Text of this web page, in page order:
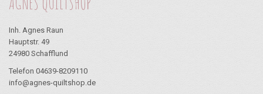
Inh. Agnes Raun
Hauptstr. 49
24980 Schafflund
Telefon 04639-8209110
info@agnes-quiltshop.de